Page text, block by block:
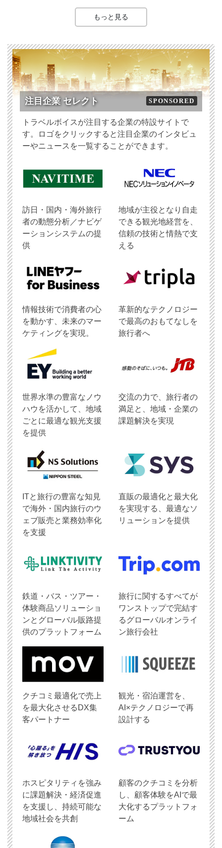
もっと見る
注目企業 セレクト SPONSORED
トラベルボイスが注目する企業の特設サイトで
す。ロゴをクリックすると注目企業のインタビュ
ーやニュースを一覧することができます。
訪日・国内・海外旅行
者の動態分析／ナビゲ
ーションシステムの提
供
地域が主役となり自走
できる観光地経営を、
信頼の技術と情熱で支
える
情報技術で消費者の心
を動かす、未来のマー
ケティングを実現。
革新的なテクノロジー
で最高のおもてなしを
旅行者へ
世界水準の豊富なノウ
ハウを活かして、地域
ごとに最適な観光支援
を提供
交流の力で、旅行者の
満足と、地域・企業の
課題解決を実現
ITと旅行の豊富な知見
で海外・国内旅行のウ
ェブ販売と業務効率化
を支援
直販の最適化と最大化
を実現する、最適なソ
リューションを提供
鉄道・バス・ツアー・
体験商品ソリューショ
ンとグローバル販路提
供のプラットフォーム
旅行に関するすべてが
ワンストップで完結す
るグローバルオンライ
ン旅行会社
クチコミ最適化で売上
を最大化させるDX集
客パートナー
観光・宿泊運営を、
AI×テクノロジーで再
設計する
ホスピタリティを強み
に課題解決・経済促進
を支援し、持続可能な
地域社会を共創
顧客のクチコミを分析
し、顧客体験をAIで最
大化するプラットフォ
ーム